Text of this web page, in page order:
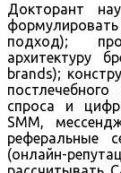
Докторант
подход);
архитектуру
brands);
спроса и
SMM,
реферальные
(онлайн-